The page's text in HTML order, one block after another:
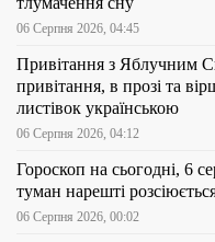
06 Серпня 2026, 04:45
Привітання з Яблучним
привітання, в прозі та
листівок українською
06 Серпня 2026, 04:12
Гороскоп на сьогодні, 6
туман нарешті
06 Серпня 2026, 00:02